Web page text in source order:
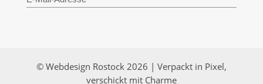
© Webdesign Rostock 2026 | Verpackt in Pixel,
verschickt mit Charme